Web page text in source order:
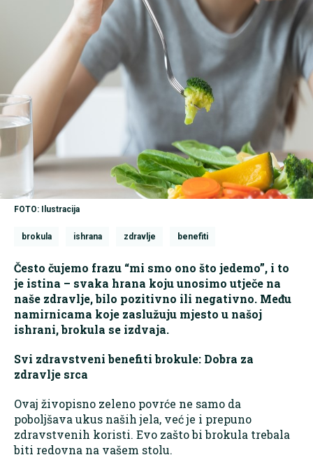
FOTO: Ilustracija
brokula ishrana zdravlje benefiti
Često čujemo frazu “mi smo ono što jedemo”, i to
je istina – svaka hrana koju unosimo utječe na
naše zdravlje, bilo pozitivno ili negativno. Među
namirnicama koje zaslužuju mjesto u našoj
ishrani, brokula se izdvaja.
Svi zdravstveni benefiti brokule: Dobra za
zdravlje srca
Ovaj živopisno zeleno povrće ne samo da
poboljšava ukus naših jela, već je i prepuno
zdravstvenih koristi. Evo zašto bi brokula trebala
biti redovna na vašem stolu.